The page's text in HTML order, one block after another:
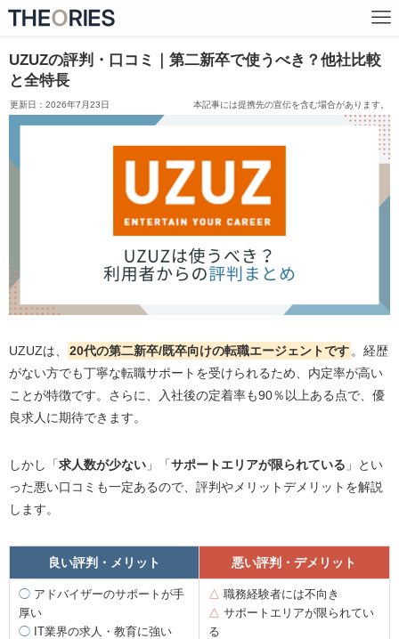
UZUZの評判・口コミ｜第二新卒で使うべき？他社比較
と全特長
本記事には提携先の宣伝を含む場合があります。
2026年7月23日
UZUZは、 20代の第二新卒/既卒向けの転職エージェントです 。経歴
がない方でも丁寧な転職サポートを受けられるため、内定率が高い
ことが特徴です。さらに、入社後の定着率も90％以上ある点で、優
良求人に期待できます。
しかし「求人数が少ない」「サポートエリアが限られている 」とい
った悪い口コミも一定あるので、評判やメリットデメリットを解説
します。
良い評判・メリット 悪い評判・デメリット
◯アドバイザーのサポートが手
厚い
◯IT業界の求人・教育に強い
△ 職務経験者には不向き
△ サポートエリアが限られてい
る